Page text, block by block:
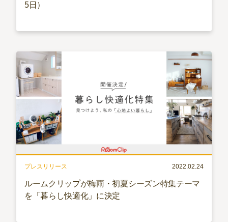
5日）
プレスリリース 2022.02.24
ルームクリップが梅雨・初夏シーズン特集テーマ
を「暮らし快適化」に決定